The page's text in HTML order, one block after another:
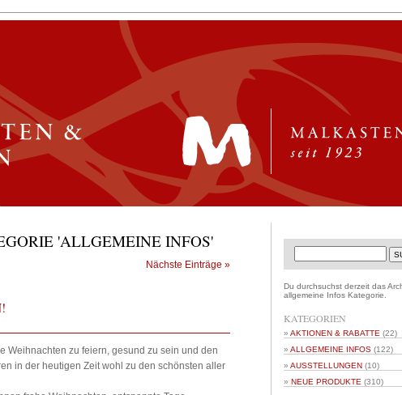
'ALLGEMEINE INFOS'
Nächste Einträge »
Weihnachten zu feiern, gesund zu sein und den
in der heutigen Zeit wohl zu den schönsten aller
Du durchsuchst derzeit das
allgemeine Infos Kategorie.
KATEGORIEN
AKTIONEN & RABATTE (22)
ALLGEMEINE INFOS (122)
AUSSTELLUNGEN (10)
NEUE PRODUKTE (310)